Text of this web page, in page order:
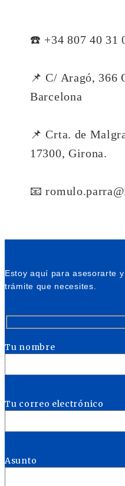
☎️ +34 807 40 31
📌 C/ Aragó, 366
Barcelona
📌 Crta. de
17300, Girona.
📧
Estoy aquí para asesorarte
trámite que necesites.
Tu nombre
Tu correo electrónico
Asunto